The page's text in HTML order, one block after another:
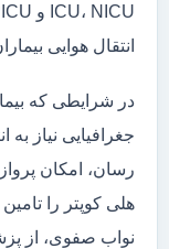
ICU، NICU و PICU را دارد.
انتقال هوایی
در شرایطی که
جغرافیایی نیاز به
رسان، امکان
هلی کوپتر را
نواب صفوی، از